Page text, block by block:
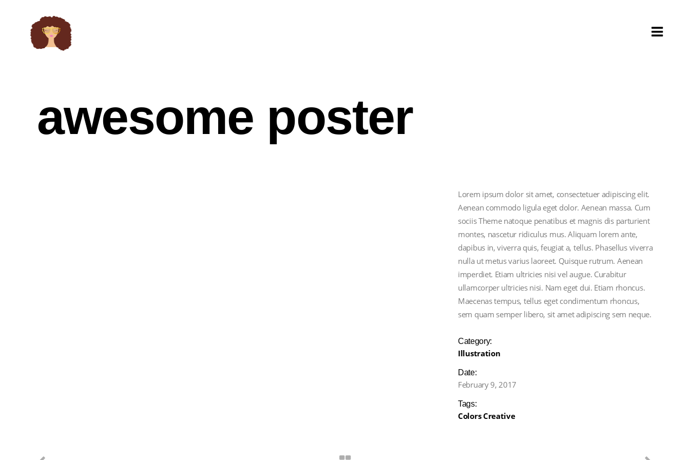
awesome poster
Lorem ipsum dolor sit amet, consectetuer adipiscing elit.
Aenean commodo ligula eget dolor. Aenean massa. Cum
sociis Theme natoque penatibus et magnis dis parturient
montes, nascetur ridiculus mus. Aliquam lorem ante,
dapibus in, viverra quis, feugiat a, tellus. Phasellus viverra
nulla ut metus varius laoreet. Quisque rutrum. Aenean
imperdiet. Etiam ultricies nisi vel augue. Curabitur
ullamcorper ultricies nisi. Nam eget dui. Etiam rhoncus.
Maecenas tempus, tellus eget condimentum rhoncus,
sem quam semper libero, sit amet adipiscing sem neque.
Category:
Illustration
Date:
February 9, 2017
Tags:
ColorsCreative